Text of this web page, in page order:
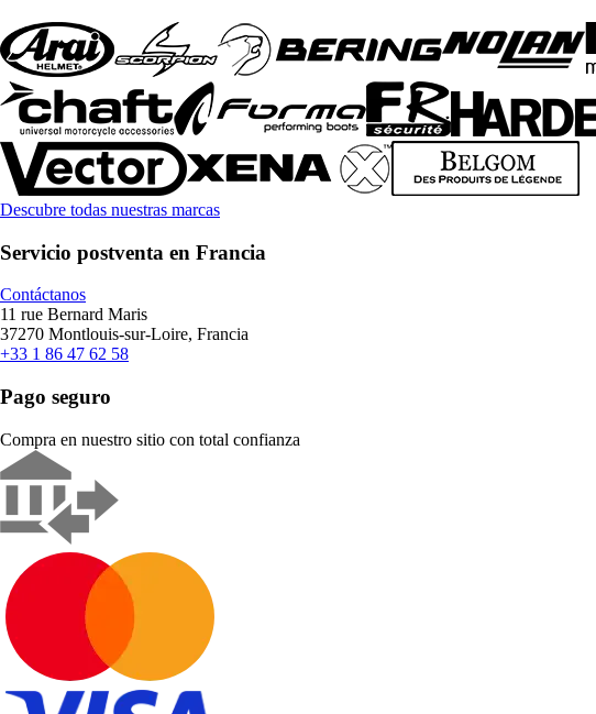
Descubre todas nuestras marcas
Servicio postventa en Francia
Contáctanos
11 rue Bernard Maris
37270 Montlouis-sur-Loire, Francia
+33 1 86 47 62 58
Pago seguro
Compra en nuestro sitio con total confianza